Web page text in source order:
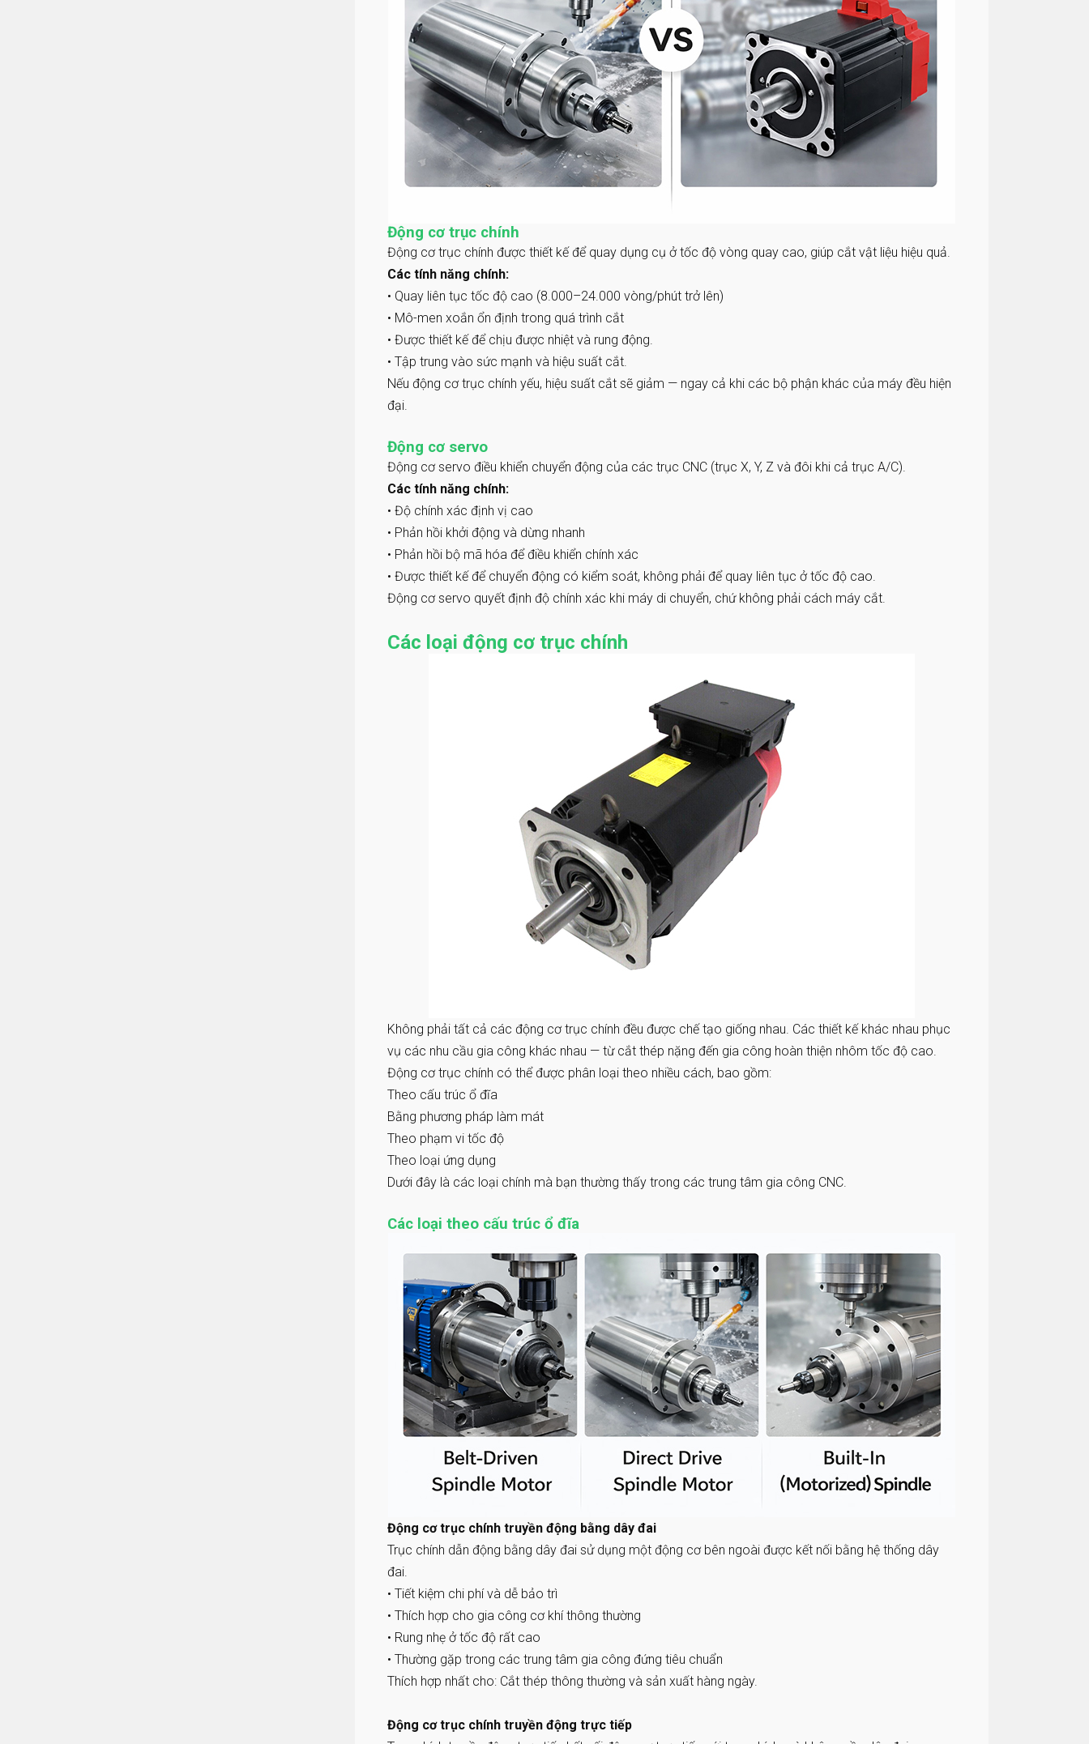
Động cơ trục chính
Động cơ trục chính được thiết kế để quay dụng cụ ở tốc độ vòng quay cao, giúp cắt vật liệu hiệu quả.
Các tính năng chính:
• Quay liên tục tốc độ cao (8.000–24.000 vòng/phút trở lên)
• Mô-men xoắn ổn định trong quá trình cắt
• Được thiết kế để chịu được nhiệt và rung động.
• Tập trung vào sức mạnh và hiệu suất cắt.
Nếu động cơ trục chính yếu, hiệu suất cắt sẽ giảm — ngay cả khi các bộ phận khác của máy đều hiện
đại.
Động cơ servo
Động cơ servo điều khiển chuyển động của các trục CNC (trục X, Y, Z và đôi khi cả trục A/C).
Các tính năng chính:
• Độ chính xác định vị cao
• Phản hồi khởi động và dừng nhanh
• Phản hồi bộ mã hóa để điều khiển chính xác
• Được thiết kế để chuyển động có kiểm soát, không phải để quay liên tục ở tốc độ cao.
Động cơ servo quyết định độ chính xác khi máy di chuyển, chứ không phải cách máy cắt.
Các loại động cơ trục chính
Không phải tất cả các động cơ trục chính đều được chế tạo giống nhau. Các thiết kế khác nhau phục
vụ các nhu cầu gia công khác nhau — từ cắt thép nặng đến gia công hoàn thiện nhôm tốc độ cao.
Động cơ trục chính có thể được phân loại theo nhiều cách, bao gồm:
Theo cấu trúc ổ đĩa
Bằng phương pháp làm mát
Theo phạm vi tốc độ
Theo loại ứng dụng
Dưới đây là các loại chính mà bạn thường thấy trong các trung tâm gia công CNC.
Các loại theo cấu trúc ổ đĩa
Động cơ trục chính truyền động bằng dây đai
Trục chính dẫn động bằng dây đai sử dụng một động cơ bên ngoài được kết nối bằng hệ thống dây
đai.
• Tiết kiệm chi phí và dễ bảo trì
• Thích hợp cho gia công cơ khí thông thường
• Rung nhẹ ở tốc độ rất cao
• Thường gặp trong các trung tâm gia công đứng tiêu chuẩn
Thích hợp nhất cho: Cắt thép thông thường và sản xuất hàng ngày.
Động cơ trục chính truyền động trực tiếp